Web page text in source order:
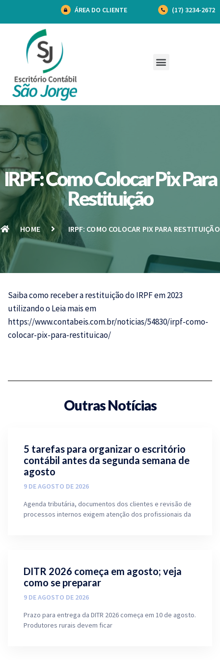
ÁREA DO CLIENTE (17) 3234-2672
IRPF: Como Colocar Pix Para
Restituição
HOME IRPF: COMO COLOCAR PIX PARA RESTITUIÇÃO
Saiba como receber a restituição doIRPFem 2023
utilizando oLeia mais em
https://www.contabeis.com.br/noticias/54830/irpf-como-
colocar-pix-para-restituicao/
Outras Notícias
5 tarefas para organizar o escritório
contábil antes da segunda semana de
agosto
9 DE AGOSTO DE 2026
Agenda tributária, documentos dos clientes e revisão de
processos internos exigem atenção dos profissionais da
DITR 2026 começa em agosto; veja
como se preparar
9 DE AGOSTO DE 2026
Prazo para entrega da DITR 2026 começa em 10 de agosto.
Produtores rurais devem ficar